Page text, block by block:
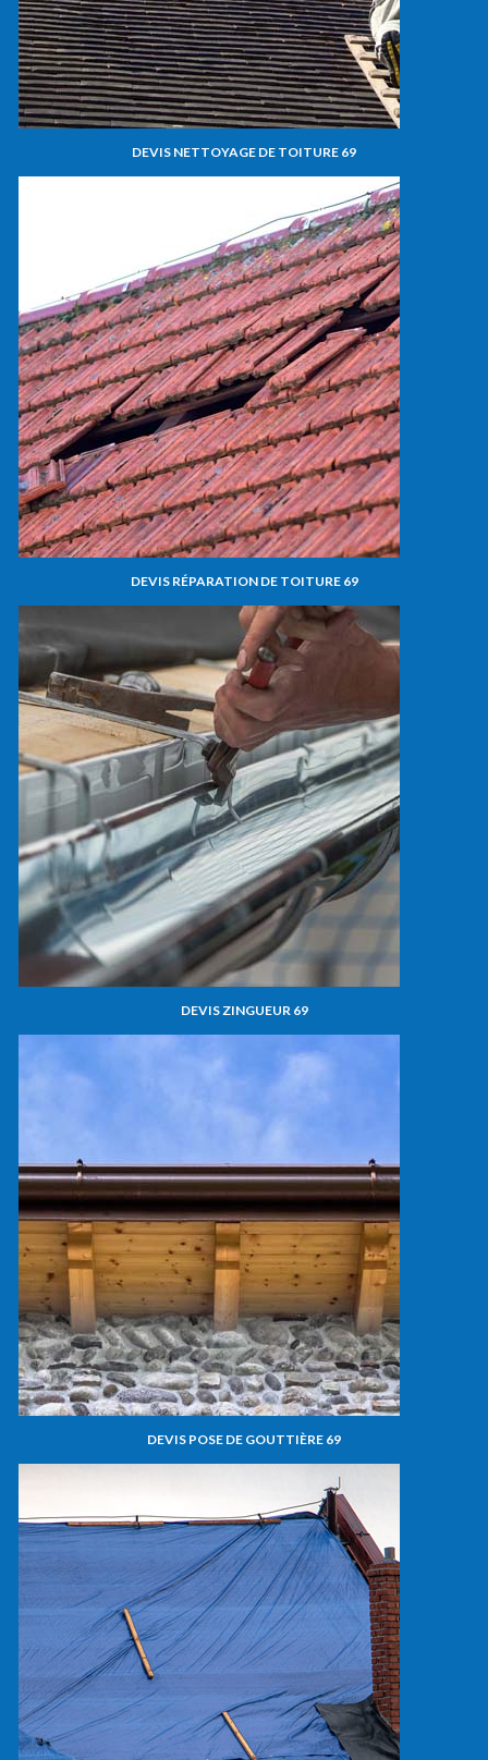
DEVIS NETTOYAGE DE TOITURE 69
DEVIS RÉPARATION DE TOITURE 69
DEVIS ZINGUEUR 69
DEVIS POSE DE GOUTTIÈRE 69